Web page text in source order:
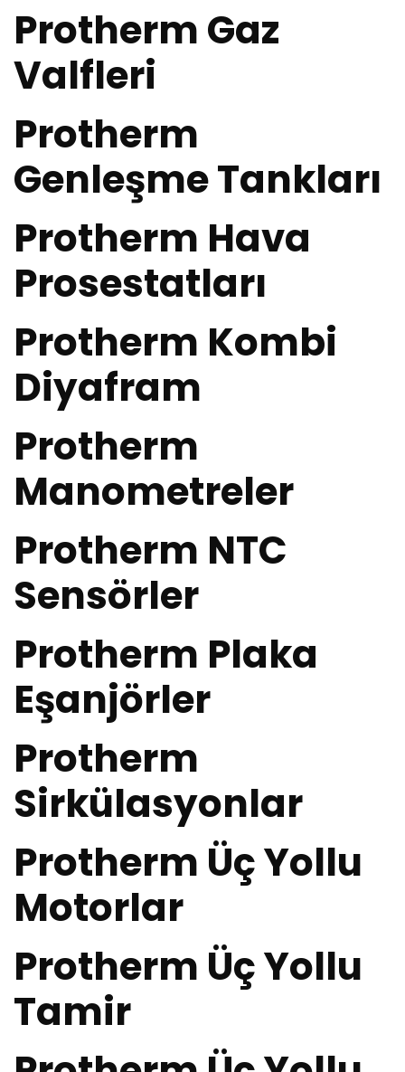
Protherm Gaz
Valfleri
Protherm
Genleşme Tankları
Protherm Hava
Prosestatları
Protherm Kombi
Diyafram
Protherm
Manometreler
Protherm NTC
Sensörler
Protherm Plaka
Eşanjörler
Protherm
Sirkülasyonlar
Protherm Üç Yollu
Motorlar
Protherm Üç Yollu
Tamir